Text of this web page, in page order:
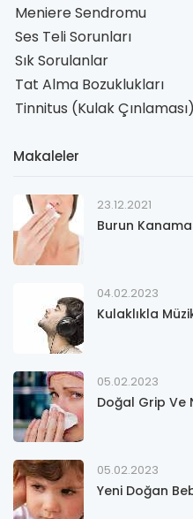
Meniere Sendromu
Ses Teli Sorunları
Sık Sorulanlar
Tat Alma Bozuklukları
Tinnitus (Kulak Çınlaması)
Makaleler
23.12.2021
Burun
04.02.2023
Kulaklıkla
05.02.2023
Doğal Grip Ve
05.02.2023
Yeni Doğan